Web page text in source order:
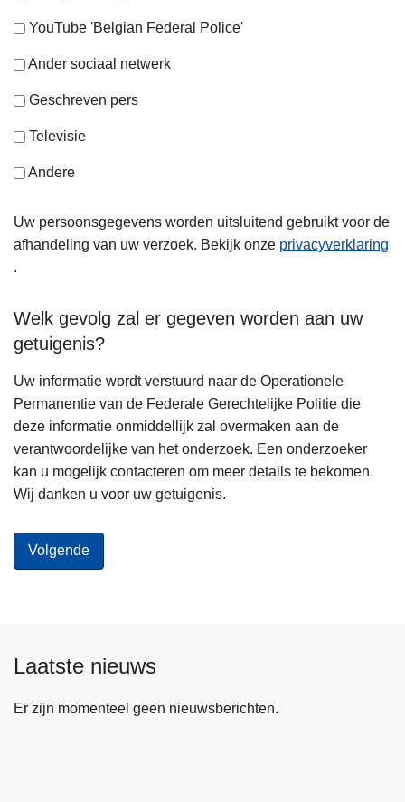
YouTube 'Belgian Federal Police'
Ander sociaal netwerk
Geschreven pers
Televisie
Andere
Uw persoonsgegevens worden uitsluitend gebruikt voor de
afhandeling van uw verzoek. Bekijk onze privacyverklaring
.
Welk gevolg zal er gegeven worden aan uw
getuigenis?
Uw informatie wordt verstuurd naar de Operationele
Permanentie van de Federale Gerechtelijke Politie die
deze informatie onmiddellijk zal overmaken aan de
verantwoordelijke van het onderzoek. Een onderzoeker
kan u mogelijk contacteren om meer details te bekomen.
Wij danken u voor uw getuigenis.
Laatste nieuws
Er zijn momenteel geen nieuwsberichten.